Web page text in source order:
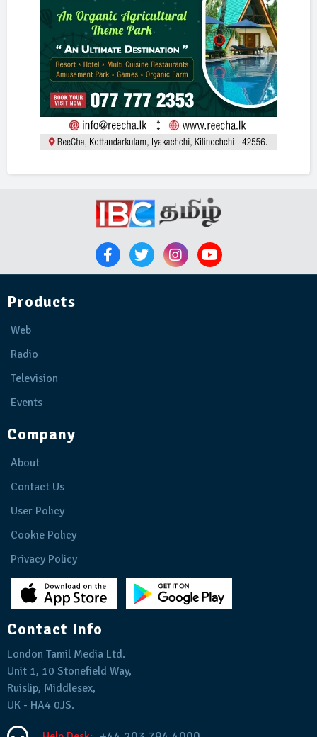
Products
Web
Radio
Television
Events
Company
About
Contact Us
User Policy
Cookie Policy
Privacy Policy
Contact Info
London Tamil Media Ltd.
Unit 1, 10 Stonefield Way,
Ruislip, Middlesex,
UK - HA4 0JS.